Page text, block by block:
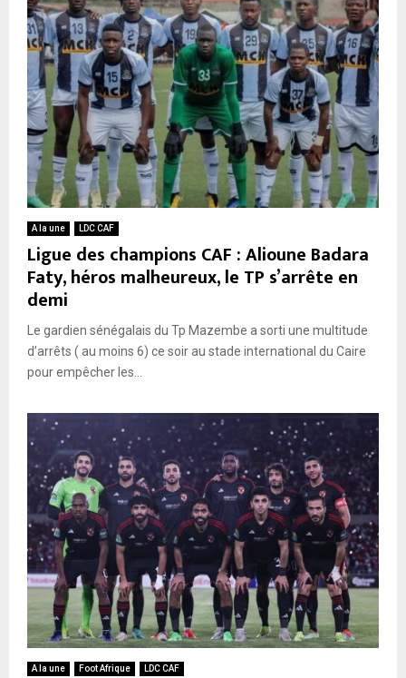
A la une LDC CAF
Ligue des champions CAF : Alioune Badara
Faty, héros malheureux, le TP s’arrête en
demi
Le gardien sénégalais du Tp Mazembe a sorti une multitude
d’arrêts ( au moins 6) ce soir au stade international du Caire
pour empêcher les...
A la une Foot Afrique LDC CAF